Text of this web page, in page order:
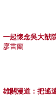
一起懷念吳大猷
廖書蘭
雄關漫道：把遙